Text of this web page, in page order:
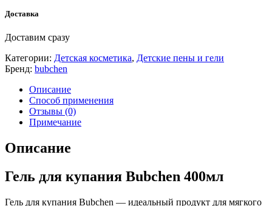
Доставка
Доставим сразу
Категории: Детская косметика, Детские пены и гели
Бренд: bubchen
Описание
Способ применения
Отзывы (0)
Примечание
Описание
Гель для купания Bubchen 400мл
Гель для купания Bubchen — идеальный продукт для мягкого